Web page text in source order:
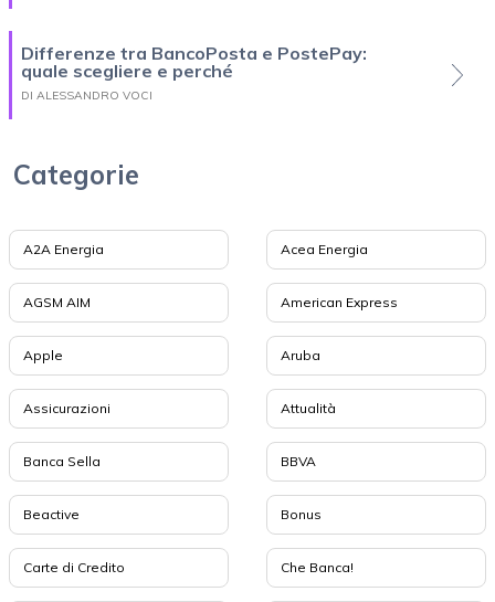
Differenze tra BancoPosta e PostePay:
quale scegliere e perché
DI ALESSANDRO VOCI
Categorie
A2A Energia Acea Energia
AGSM AIM American Express
Apple Aruba
Assicurazioni Attualità
Banca Sella BBVA
Beactive Bonus
Carte di Credito Che Banca!